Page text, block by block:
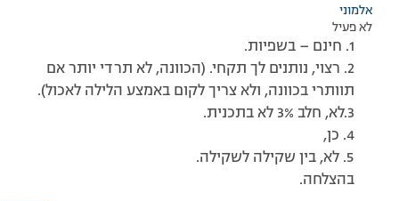
אלמוני
לא פעיל
1. חינם – בשפיות.
2. רצוי, נותנים לך תקחי. (הכוונה, לא תרדי יותר אם
תוותרי בכוונה, ולא צריך לקום באמצע הלילה לאכול).
3.לא, חלב 3% לא בתכנית.
4. כן,
5. לא, בין שקילה לשקילה.
בהצלחה.